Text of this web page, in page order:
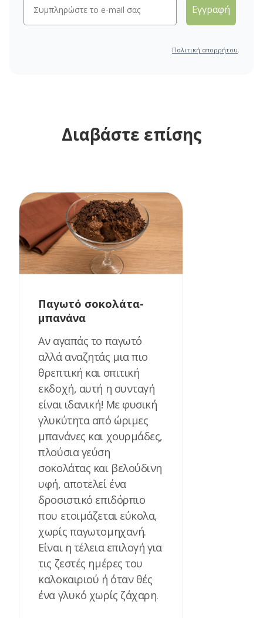
Εγγραφή
Πολιτική απορρήτου.
Διαβάστε επίσης
Παγωτό σοκολάτα-
μπανάνα
Αν αγαπάς το παγωτό
αλλά αναζητάς μια πιο
θρεπτική και σπιτική
εκδοχή, αυτή η συνταγή
είναι ιδανική! Με φυσική
γλυκύτητα από ώριμες
μπανάνες και χουρμάδες,
πλούσια γεύση
σοκολάτας και βελούδινη
υφή, αποτελεί ένα
δροσιστικό επιδόρπιο
που ετοιμάζεται εύκολα,
χωρίς παγωτομηχανή.
Είναι η τέλεια επιλογή για
τις ζεστές ημέρες του
καλοκαιριού ή όταν θές
ένα γλυκό χωρίς ζάχαρη.